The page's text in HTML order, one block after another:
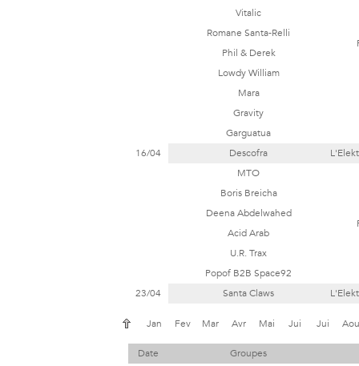
Vitalic
Romane Santa-Relli
Phil & Derek
Lowdy William
Mara
Gravity
Garguatua
16/04
Descofra
MTO
Boris Breicha
Deena Abdelwahed
Acid Arab
U.R. Trax
Popof B2B Space92
23/04
Santa Claws
Jan Fev Mar Avr Mai Jui Jui Aou
Date
Groupes